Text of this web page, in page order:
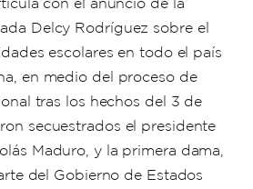
Delcy Rodríguez sobre el
escolares en todo el país
en medio del proceso de
tras los hechos del 3 de
secuestrados el presidente
Maduro, y la primera dama,
del Gobierno de Estados